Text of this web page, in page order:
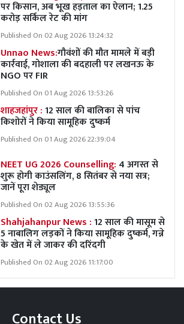
पर किसान, अब भूख हड़ताल का ऐलान; 1.25
करोड़ सर्किल रेट की मांग
Published On 02 Aug 2026 13:24:32
Unnao News:गौवंशों की मौत मामले में बड़ी
कार्रवाई, गोशाला की बदहाली पर लखनऊ के
NGO पर FIR
Published On 01 Aug 2026 13:53:26
शाहजहांपुर :12 साल की बालिका से पांच
किशोरों ने किया सामूहिक दुष्कर्म
Published On 01 Aug 2026 22:39:04
NEET UG 2026 Counselling: 4 अगस्त से
शुरू होगी काउंसलिंग, 8 सितंबर से नया सत्र;
जानें पूरा शेड्यूल
Published On 02 Aug 2026 13:55:36
Shahjahanpur News :12 साल की मासूम से
5 नाबालिग लड़कों ने किया सामूहिक दुष्कर्म, गन्ने
के खेत में ले जाकर की दरिंदगी
Published On 02 Aug 2026 11:17:00
Contact Us